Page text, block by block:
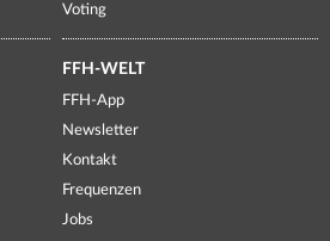
Voting
FFH-WELT
FFH-App
Newsletter
Kontakt
Frequenzen
Jobs